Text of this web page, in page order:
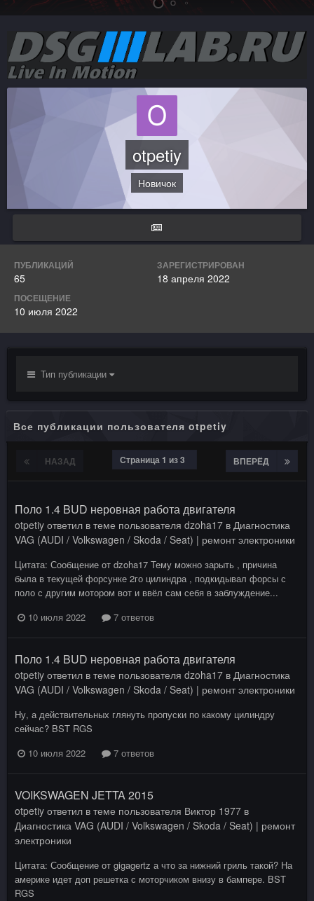
otpetiy
Новичок
ПУБЛИКАЦИЙ
65
ЗАРЕГИСТРИРОВАН
18 апреля 2022
ПОСЕЩЕНИЕ
10 июля 2022
Тип публикации
Все публикации пользователя otpetiy
НАЗАД ВПЕРЁД
Страница 1 из 3
Поло 1.4 BUD неровная работа двигателя
otpetiy ответил в теме пользователя dzoha17 в Диагностика
VAG (AUDI / Volkswagen / Skoda / Seat) | ремонт электроники
Цитата: Сообщение от dzoha17 Тему можно зарыть , причина
была в текущей форсунке 2го цилиндра , подкидывал форсы с
поло с другим мотором вот и ввёл сам себя в заблуждение...
10 июля 2022
7 ответов
Поло 1.4 BUD неровная работа двигателя
otpetiy ответил в теме пользователя dzoha17 в Диагностика
VAG (AUDI / Volkswagen / Skoda / Seat) | ремонт электроники
Ну, а действительных глянуть пропуски по какому цилиндру
сейчас? BST RGS
10 июля 2022
7 ответов
VOIKSWAGEN JETTA 2015
otpetiy ответил в теме пользователя Виктор 1977 в
Диагностика VAG (AUDI / Volkswagen / Skoda / Seat) | ремонт
электроники
Цитата: Сообщение от gigagertz а что за нижний гриль такой? На
америке идет доп решетка с моторчиком внизу в бампере. BST
RGS